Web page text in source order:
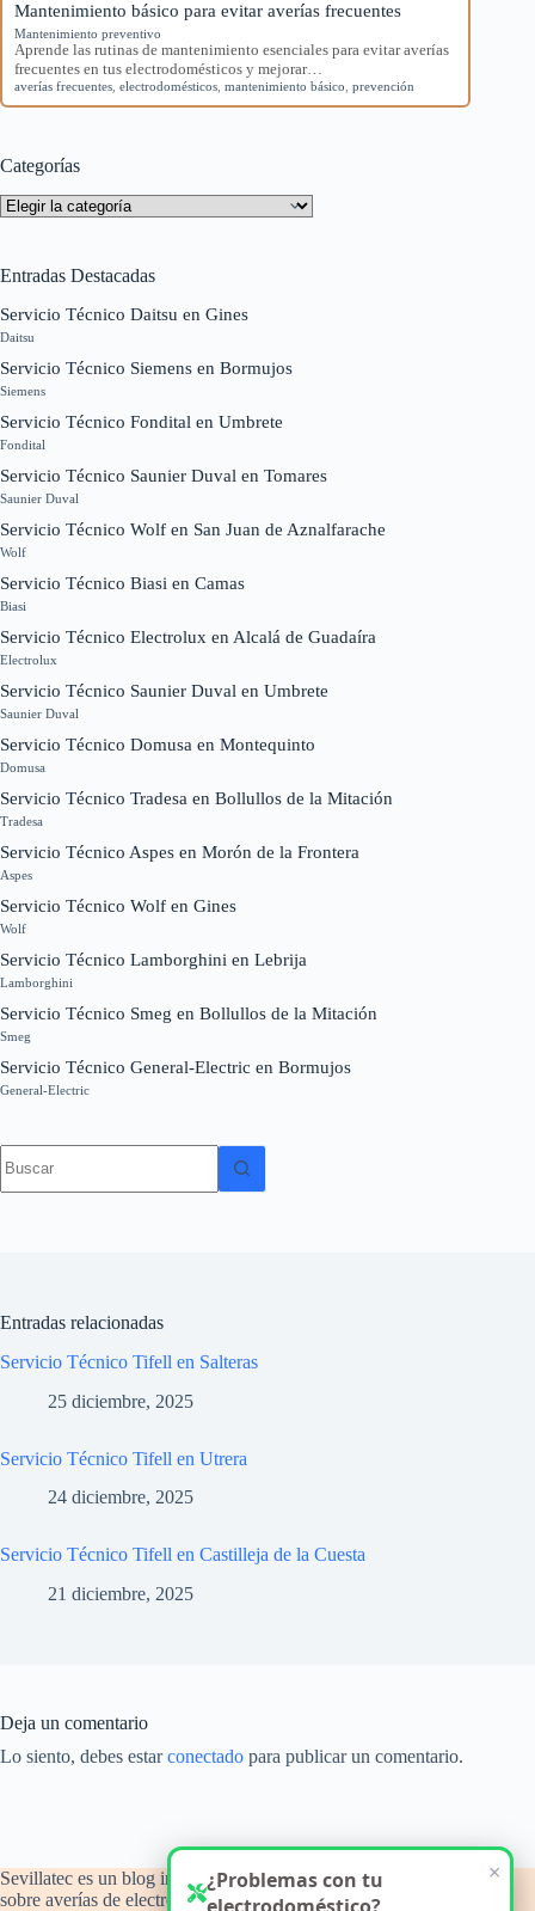
Mantenimiento básico para evitar averías frecuentes
Mantenimiento preventivo
Aprende las rutinas de mantenimiento esenciales para evitar averías
frecuentes en tus electrodomésticos y mejorar…
averías frecuentes electrodomésticos mantenimiento básico prevención
Categorías
Categorías
Entradas Destacadas
Servicio Técnico Daitsu en Gines
Daitsu
Servicio Técnico Siemens en Bormujos
Siemens
Servicio Técnico Fondital en Umbrete
Fondital
Servicio Técnico Saunier Duval en Tomares
Saunier Duval
Servicio Técnico Wolf en San Juan de Aznalfarache
Wolf
Servicio Técnico Biasi en Camas
Biasi
Servicio Técnico Electrolux en Alcalá de Guadaíra
Electrolux
Servicio Técnico Saunier Duval en Umbrete
Saunier Duval
Servicio Técnico Domusa en Montequinto
Domusa
Servicio Técnico Tradesa en Bollullos de la Mitación
Tradesa
Servicio Técnico Aspes en Morón de la Frontera
Aspes
Servicio Técnico Wolf en Gines
Wolf
Servicio Técnico Lamborghini en Lebrija
Lamborghini
Servicio Técnico Smeg en Bollullos de la Mitación
Smeg
Servicio Técnico General-Electric en Bormujos
General-Electric
resultados
Entradas relacionadas
Servicio Técnico Tifell en Salteras
25 diciembre, 2025
Servicio Técnico Tifell en Utrera
24 diciembre, 2025
Servicio Técnico Tifell en Castilleja de la Cuesta
21 diciembre, 2025
Deja un comentario
Lo siento, debes estarconectado para publicar un comentario.
Sevillatec es un blog informativo y de orientación técnica
sobre averías de electrodomésticos del hogar, con atención a